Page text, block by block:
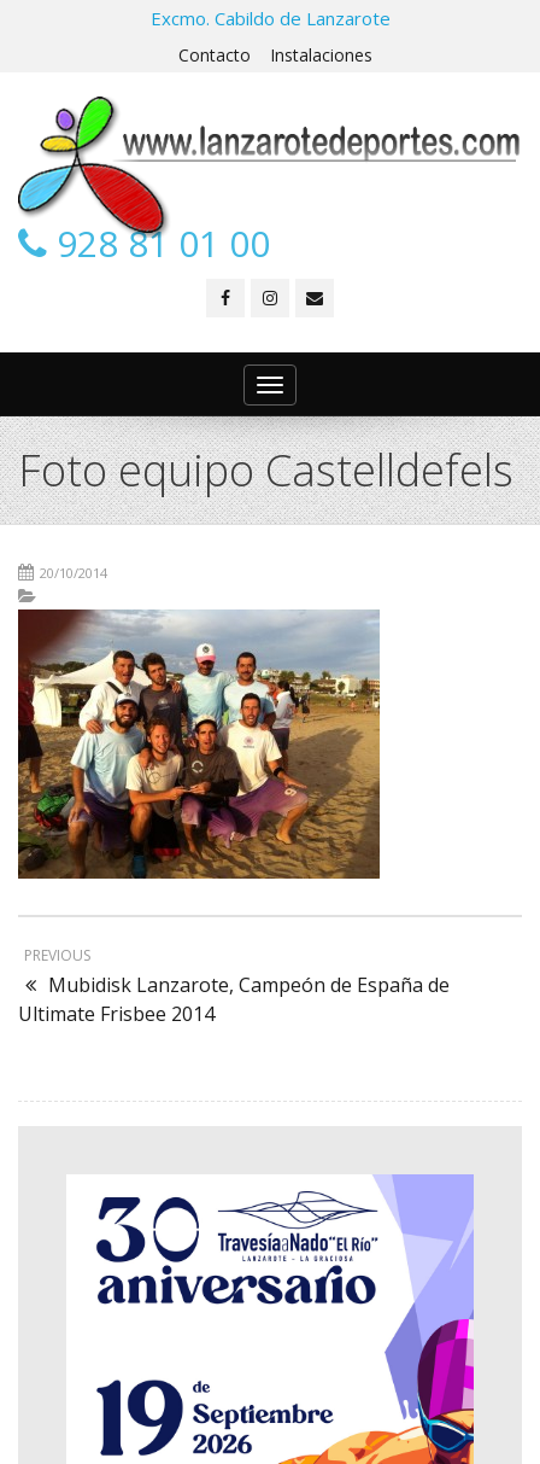
Excmo. Cabildo de Lanzarote
Contacto Instalaciones
928 81 01 00
Toggle
navigation
Foto equipo Castelldefels
20/10/2014
PREVIOUS
Mubidisk Lanzarote, Campeón de España de
Ultimate Frisbee 2014